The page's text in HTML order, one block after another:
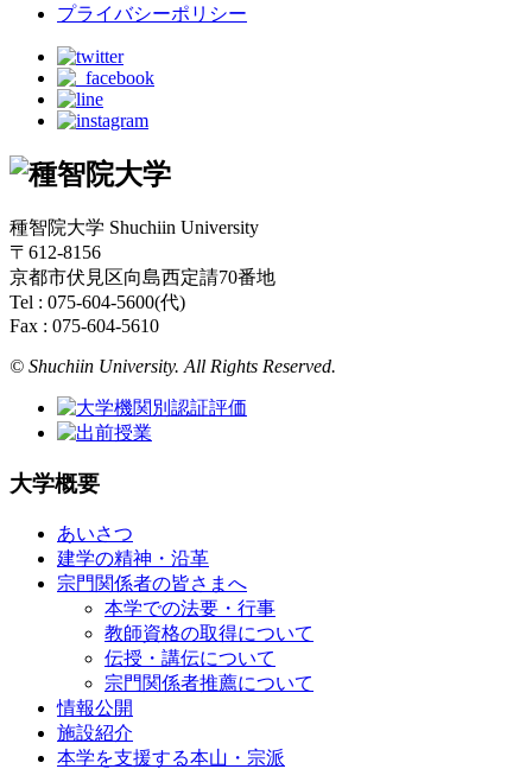
プライバシーポリシー
種智院大学 Shuchiin University
〒612-8156
京都市伏見区向島西定請70番地
Tel : 075-604-5600(代)
Fax : 075-604-5610
© Shuchiin University. All Rights Reserved.
大学概要
あいさつ
建学の精神・沿革
宗門関係者の皆さまへ
本学での法要・行事
教師資格の取得について
伝授・講伝について
宗門関係者推薦について
情報公開
施設紹介
本学を支援する本山・宗派